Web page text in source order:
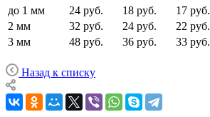
до 1 мм
24 руб. 18 руб. 17 руб.
2 мм
32 руб. 24 руб. 22 руб.
3 мм
48 руб. 36 руб. 33 руб.
Назад к списку